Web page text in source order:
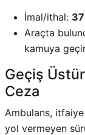
İmal/ithal:
Araçta
kamuya
Geçiş
Ceza
Ambulans,
yol vermeyen